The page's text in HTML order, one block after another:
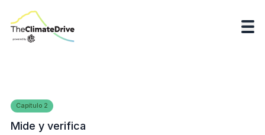
Capítulo 2
Mide y verifica